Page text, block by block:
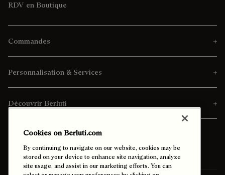
RDV en Boutique
Commandes
Personnalisation & Services
Découvrir Berluti
Cookies on Berluti.com
By continuing to navigate on our website, cookies may be
stored on your device to enhance site navigation, analyze
site usage, and assist in our marketing efforts. You can